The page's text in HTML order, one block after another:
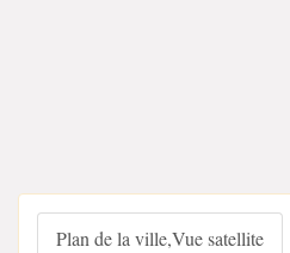
Plan de la ville,Vue satellite